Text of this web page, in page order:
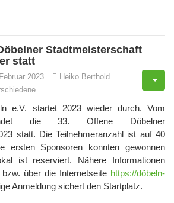
Stadtmeisterschaft
statt
2023
Heiko Berthold
e.V. startet 2023 wieder durch. Vom
die 33. Offene Döbelner
statt. Die Teilnehmeranzahl ist auf 40
ersten Sponsoren konnten gewonnen
ist reserviert. Nähere Informationen
bzw. über die Internetseite https://döbeln-
Anmeldung sichert den Startplatz.